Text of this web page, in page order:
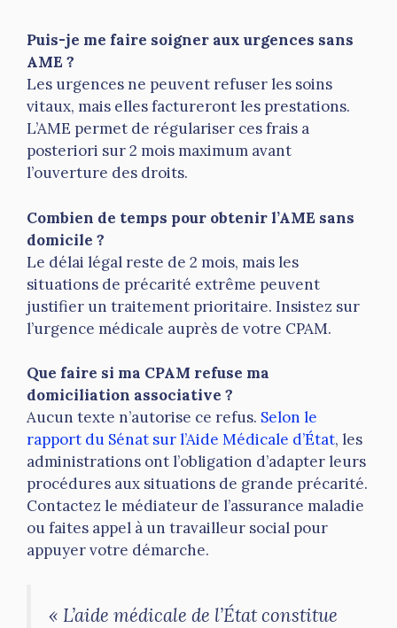
Puis-je me faire soigner aux urgences sans
AME ?
Les urgences ne peuvent refuser les soins
vitaux, mais elles factureront les prestations.
L’AME permet de régulariser ces frais a
posteriori sur 2 mois maximum avant
l’ouverture des droits.
Combien de temps pour obtenir l’AME sans
domicile ?
Le délai légal reste de 2 mois, mais les
situations de précarité extrême peuvent
justifier un traitement prioritaire. Insistez sur
l’urgence médicale auprès de votre CPAM.
Que faire si ma CPAM refuse ma
domiciliation associative ?
Aucun texte n’autorise ce refus. Selon le
rapport du Sénat sur l’Aide Médicale d’État, les
administrations ont l’obligation d’adapter leurs
procédures aux situations de grande précarité.
Contactez le médiateur de l’assurance maladie
ou faites appel à un travailleur social pour
appuyer votre démarche.
« L’aide médicale de l’État constitue